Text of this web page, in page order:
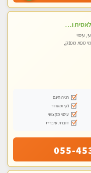
ברעננה מעסה קלאסית ומפנקת. highly recommended..new in the city
עיסוי
ספא מפנק,
חניה חינם
נקי ומסודר
עיסוי מקצועי
דוברת עיברית
055-